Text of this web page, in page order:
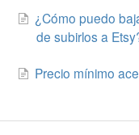
¿Cómo puedo
de subirlos a
Precio mínimo